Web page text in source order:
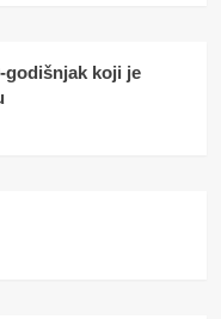
godišnjak koji je